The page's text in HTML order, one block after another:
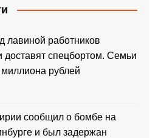
лавиной работников
доставят спецбортом. Семьи
рублей
сообщил о бомбе на
и был задержан